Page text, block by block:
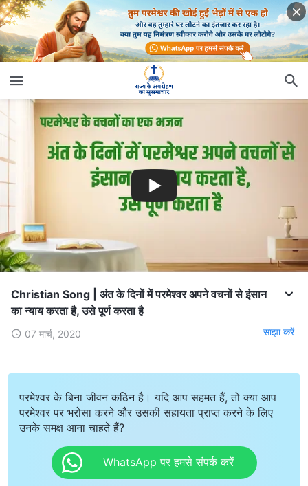
Christian Song | अंत के दिनों में परमेश्वर अपने वचनों से इंसान
का न्याय करता है, उसे पूर्ण करता है
07 मार्च, 2020 साझा करें
परमेश्वर के बिना जीवन कठिन है। यदि आप सहमत हैं, तो क्या आप
परमेश्वर पर भरोसा करने और उसकी सहायता प्राप्त करने के लिए
उनके समक्ष आना चाहते हैं?
WhatsApp पर हमसे संपर्क करें